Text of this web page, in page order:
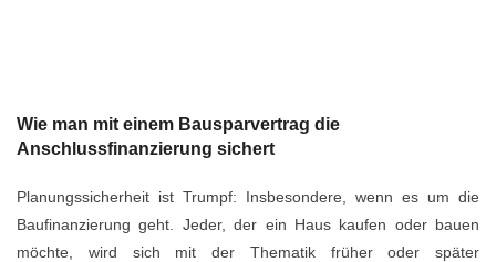
Wie man mit einem Bausparvertrag die
Anschlussfinanzierung sichert
Planungssicherheit ist Trumpf: Insbesondere, wenn es um die
Baufinanzierung geht. Jeder, der ein Haus kaufen oder bauen
möchte, wird sich mit der Thematik früher oder später